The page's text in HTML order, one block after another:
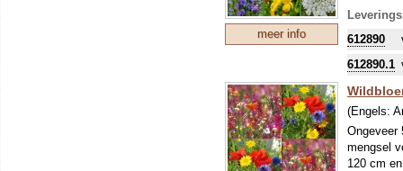
meer info
geschikt
heftige
ook tegen
De
vegetatie
De
najaar te
m², meng
612890
612890.1
(Engels:
Ongeveer
mengsel
120 cm